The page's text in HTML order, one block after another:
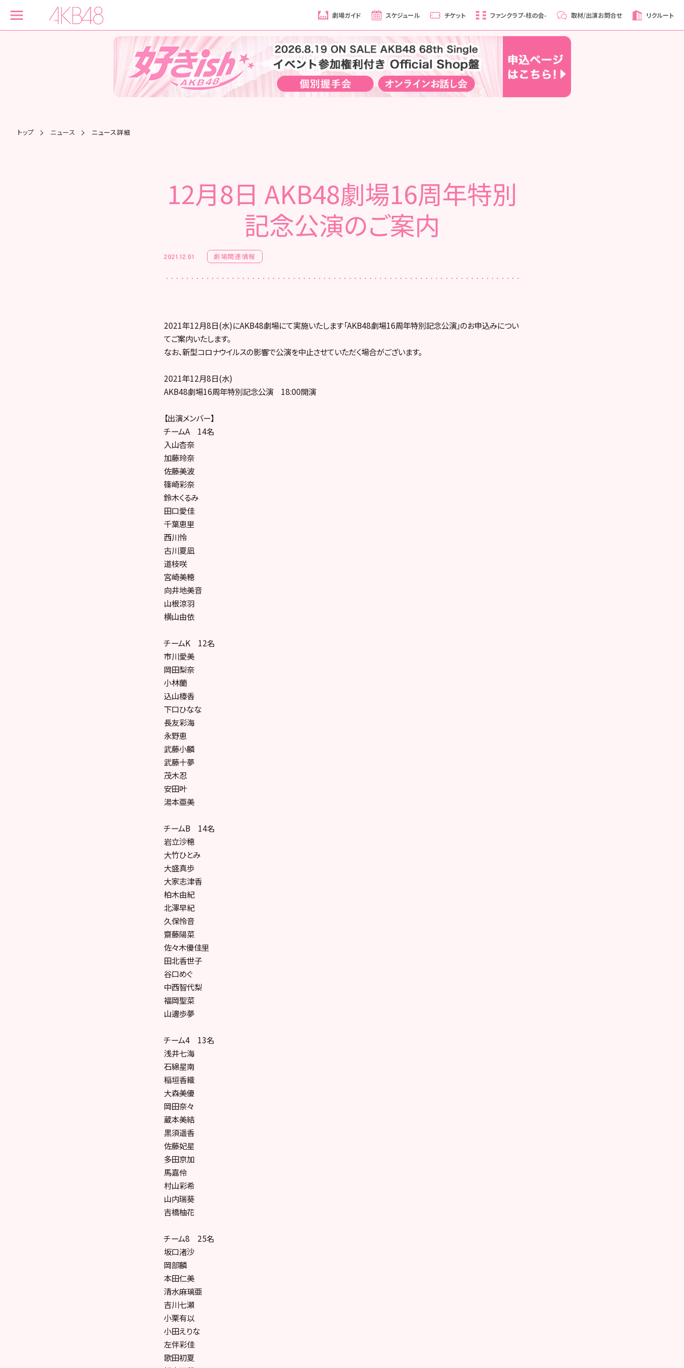
劇場ガイド スケジュール チケット ファンクラブ-柱の会- 取材/出演お問合せ リクルート
トップ ニュース ニュース詳細
12月8日 AKB48劇場16周年特別
記念公演のご案内
2021.12.01 劇場関連情報
2021年12月8日(水)にAKB48劇場にて実施いたします「AKB48劇場16周年特別記念公演」のお申込みについ
てご案内いたします。
なお、新型コロナウイルスの影響で公演を中止させていただく場合がございます。
2021年12月8日(水)
AKB48劇場16周年特別記念公演 18:00開演
【出演メンバー】
チームA 14名
入山杏奈
加藤玲奈
佐藤美波
篠崎彩奈
鈴木くるみ
田口愛佳
千葉恵里
西川怜
古川夏凪
道枝咲
宮崎美穂
向井地美音
山根涼羽
横山由依
チームK 12名
市川愛美
岡田梨奈
小林蘭
込山榛香
下口ひなな
長友彩海
永野恵
武藤小麟
武藤十夢
茂木忍
安田叶
湯本亜美
チームB 14名
岩立沙穂
大竹ひとみ
大盛真歩
大家志津香
柏木由紀
北澤早紀
久保怜音
齋藤陽菜
佐々木優佳里
田北香世子
谷口めぐ
中西智代梨
福岡聖菜
山邊歩夢
チーム4 13名
浅井七海
石綿星南
稲垣香織
大森美優
岡田奈々
蔵本美結
黒須遥香
佐藤妃星
多田京加
馬嘉伶
村山彩希
山内瑞葵
吉橋柚花
チーム8 25名
坂口渚沙
岡部麟
本田仁美
清水麻璃亜
吉川七瀬
小栗有以
小田えりな
左伴彩佳
歌田初夏